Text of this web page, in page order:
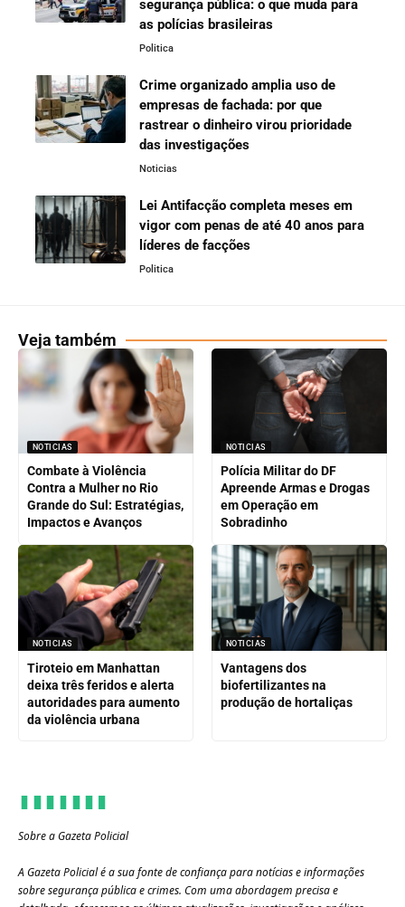
segurança pública: o que muda para
as polícias brasileiras
Politica
Crime organizado amplia uso de
empresas de fachada: por que
rastrear o dinheiro virou prioridade
das investigações
Noticias
Lei Antifacção completa meses em
vigor com penas de até 40 anos para
líderes de facções
Politica
Veja também
NOTICIAS
Combate à Violência
Contra a Mulher no Rio
Grande do Sul: Estratégias,
Impactos e Avanços
NOTICIAS
Polícia Militar do DF
Apreende Armas e Drogas
em Operação em
Sobradinho
NOTICIAS
Tiroteio em Manhattan
deixa três feridos e alerta
autoridades para aumento
da violência urbana
NOTICIAS
Vantagens dos
biofertilizantes na
produção de hortaliças
Sobre a Gazeta Policial
A Gazeta Policial é a sua fonte de confiança para notícias e informações
sobre segurança pública e crimes. Com uma abordagem precisa e